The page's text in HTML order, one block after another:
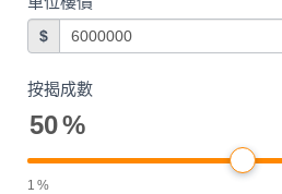
$
按揭成數
50%
1 %